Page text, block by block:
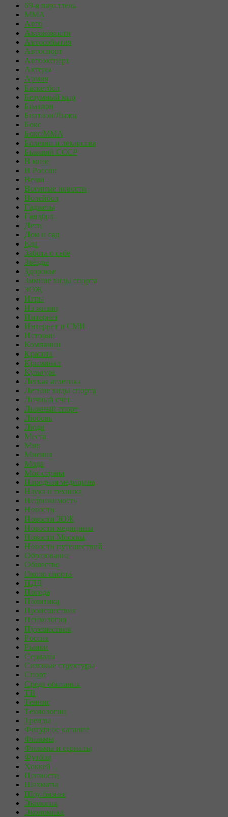
69-я параллель
MMA
Авто
Автоновости
Автособытия
Автоспорт
Автоэксперт
Актеры
Армия
Баскетбол
Безумный мир
Биатлон
Биатлон/Лыжи
Бокс
Бокс/MMA
Болезни и лекарства
Бывший СССР
В мире
В России
Вещи
Военные новости
Волейбол
Гаджеты
Гандбол
Дети
Дом и сад
Еда
Забота о себе
Звёзды
Здоровье
Зимние виды спорта
ЗОЖ
Игры
Из жизни
Интернет
Интернет и СМИ
Истории
Компании
Красота
Криминал
Культура
Легкая атлетика
Летние виды спорта
Личный счет
Лыжный спорт
Любовь
Люди
Места
Мир
Мнения
Мода
Моя страна
Народная медицина
Наука и техника
Недвижимость
Новости
Новости ЗОЖ
Новости медицины
Новости Москвы
Новости путешествий
Образование
Общество
Около спорта
ПДД
Погода
Политика
Происшествия
Психология
Путешествия
Россия
Рынки
Сериалы
Силовые структуры
Спорт
Среда обитания
ТВ
Теннис
Технологии
Тренды
Фигурное катание
Фильмы
Фильмы и сериалы
Футбол
Хоккей
Ценности
Шахматы
Шоу-бизнес
Экология
Экономика